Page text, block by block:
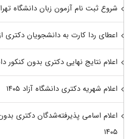
شروع ثبت نام آزمون زبان دانشگاه تهران
اعطای ردا کارت به دانشجویان دکتری از
اعلام نتایج نهایی دکتری بدون کنکور
اعلام شهریه دکتری دانشگاه آزاد ۱۴۰۵
اعلام اسامی پذیرفته‌شدگان دکتری
۱۴۰۵